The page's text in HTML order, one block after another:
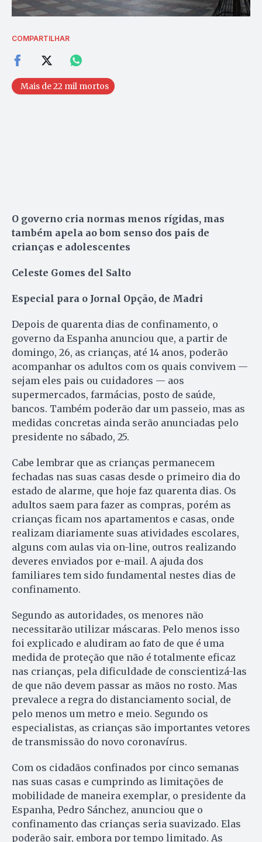
COMPARTILHAR
Mais de 22 mil mortos
O governo cria normas menos rígidas, mas
também apela ao bom senso dos pais de
crianças e adolescentes
Celeste Gomes del Salto
Especial para o Jornal Opção, de Madri
Depois de quarenta dias de confinamento, o
governo da Espanha anunciou que, a partir de
domingo, 26, as crianças, até 14 anos, poderão
acompanhar os adultos com os quais convivem —
sejam eles pais ou cuidadores — aos
supermercados, farmácias, posto de saúde,
bancos. Também poderão dar um passeio, mas as
medidas concretas ainda serão anunciadas pelo
presidente no sábado, 25.
Cabe lembrar que as crianças permanecem
fechadas nas suas casas desde o primeiro dia do
estado de alarme, que hoje faz quarenta dias. Os
adultos saem para fazer as compras, porém as
crianças ficam nos apartamentos e casas, onde
realizam diariamente suas atividades escolares,
alguns com aulas via on-line, outros realizando
deveres enviados por e-mail. A ajuda dos
familiares tem sido fundamental nestes dias de
confinamento.
Segundo as autoridades, os menores não
necessitarão utilizar máscaras. Pelo menos isso
foi explicado e aludiram ao fato de que é uma
medida de proteção que não é totalmente eficaz
nas crianças, pela dificuldade de conscientizá-las
de que não devem passar as mãos no rosto. Mas
prevalece a regra do distanciamento social, de
pelo menos um metro e meio. Segundo os
especialistas, as crianças são importantes vetores
de transmissão do novo coronavírus.
Com os cidadãos confinados por cinco semanas
nas suas casas e cumprindo as limitações de
mobilidade de maneira exemplar, o presidente da
Espanha, Pedro Sánchez, anunciou que o
confinamento das crianças seria suavizado. Elas
poderão sair, embora por tempo limitado. As